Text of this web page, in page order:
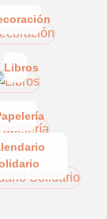
Libros